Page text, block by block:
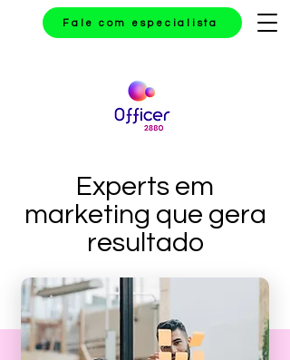
Fale com especialista
Experts em
marketing que gera
resultado